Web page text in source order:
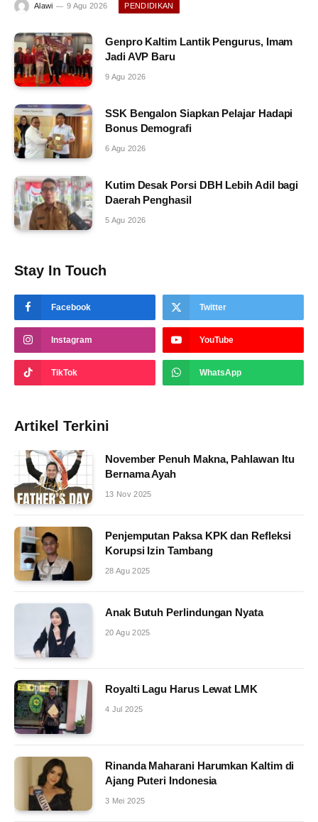
Alawi 9 Agu 2026 PENDIDIKAN
Genpro Kaltim Lantik Pengurus, Imam
Jadi AVP Baru
9 Agu 2026
SSK Bengalon Siapkan Pelajar Hadapi
Bonus Demografi
6 Agu 2026
Kutim Desak Porsi DBH Lebih Adil bagi
Daerah Penghasil
5 Agu 2026
Stay In Touch
Facebook Twitter
Instagram YouTube
TikTok WhatsApp
Artikel Terkini
November Penuh Makna, Pahlawan Itu
Bernama Ayah
13 Nov 2025
Penjemputan Paksa KPK dan Refleksi
Korupsi Izin Tambang
28 Agu 2025
Anak Butuh Perlindungan Nyata
20 Agu 2025
Royalti Lagu Harus Lewat LMK
4 Jul 2025
Rinanda Maharani Harumkan Kaltim di
Ajang Puteri Indonesia
3 Mei 2025